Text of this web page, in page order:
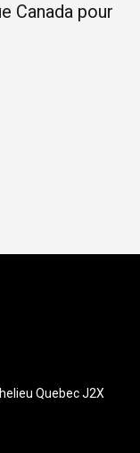
Canada pour
Quebec J2X